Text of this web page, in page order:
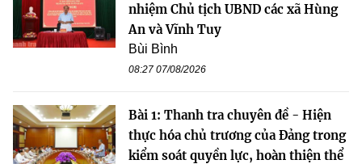
nhiệm Chủ tịch UBND các xã Hùng
An và Vĩnh Tuy
Bùi Bình
08:27 07/08/2026
Bài 1: Thanh tra chuyên đề - Hiện
thực hóa chủ trương của Đảng trong
kiểm soát quyền lực, hoàn thiện thể